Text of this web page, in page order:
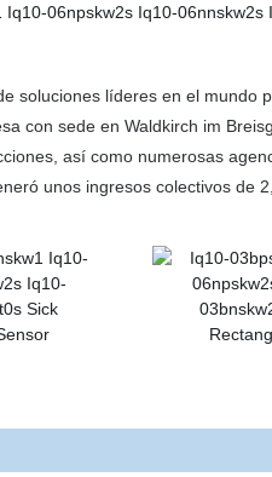
soluciones líderes en el
con sede en Waldkirch im
así como numerosas
unos ingresos colectivos de